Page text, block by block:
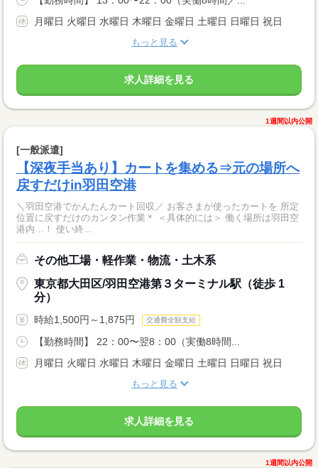
月曜日 火曜日 水曜日 木曜日 金曜日 土曜日 日曜日 祝日
もっと見る
求人詳細を見る
1週間以内公開
[一般派遣]
【深夜手当あり】カートを集める⇒元の場所へ
戻すだけin羽田空港
＼羽田空港でかんたんカート回収／ お客さまが使ったカートを 所定
位置に戻すだけのカンタン作業＊ ＜具体的には＞ 働く場所は羽田空
港内…！ 使い終...
その他工場・軽作業・物流・土木系
東京都大田区/羽田空港第３ターミナル駅（徒歩 1
分）
時給1,500円～1,875円 交通費全額支給
【勤務時間】 22：00〜翌8：00（実働8時間...
月曜日 火曜日 水曜日 木曜日 金曜日 土曜日 日曜日 祝日
もっと見る
求人詳細を見る
1週間以内公開